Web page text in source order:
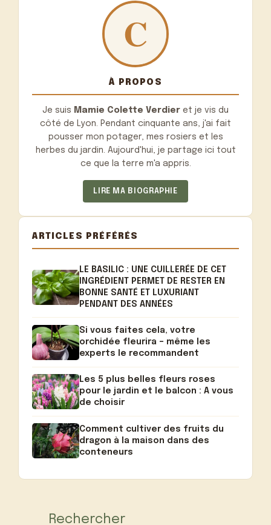
À PROPOS
Je suis Mamie Colette Verdier et je vis du
côté de Lyon. Pendant cinquante ans, j'ai fait
pousser mon potager, mes rosiers et les
herbes du jardin. Aujourd'hui, je partage ici tout
ce que la terre m'a appris.
LIRE MA BIOGRAPHIE
ARTICLES PRÉFÉRÉS
LE BASILIC : UNE CUILLERÉE DE CET
INGRÉDIENT PERMET DE RESTER EN
BONNE SANTÉ ET LUXURIANT
PENDANT DES ANNÉES
Si vous faites cela, votre
orchidée fleurira – même les
experts le recommandent
Les 5 plus belles fleurs roses
pour le jardin et le balcon : A vous
de choisir
Comment cultiver des fruits du
dragon à la maison dans des
conteneurs
Rechercher